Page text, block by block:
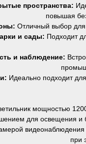
пространства:
повышая
Отличный выбор для
и сады: Подходит
и наблюдение:
Идеально подходит
мощностью
для освещения и
при